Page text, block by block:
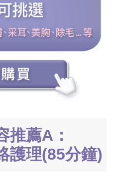
推薦A：
護理(85分鐘)